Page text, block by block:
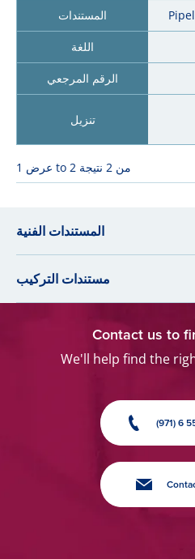
عرض 1 to 2 من 2 نتيجة
المستندات الفنية
مستندات التركيب
Contact us to
We'll help find the
(971) 6